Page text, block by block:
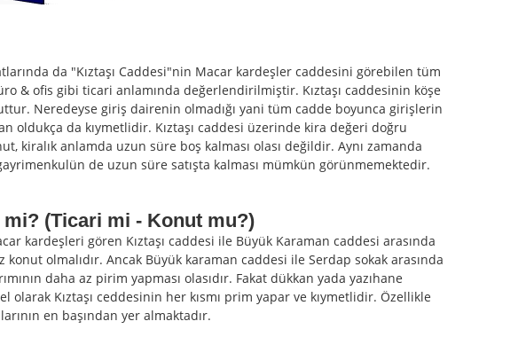
da "Kıztaşı Caddesi"nin Macar kardeşler caddesini görebilen tüm
& ofis gibi ticari anlamında değerlendirilmiştir. Kıztaşı caddesinin köşe
Neredeyse giriş dairenin olmadığı yani tüm cadde boyunca girişlerin
oldukça da kıymetlidir. Kıztaşı caddesi üzerinde kira değeri doğru
anlamda uzun süre boş kalması olası değildir. Aynı zamanda
de uzun süre satışta kalması mümkün görünmemektedir.
mi? (Ticari mi - Konut mu?)
kardeşleri gören Kıztaşı caddesi ile Büyük Karaman caddesi arasında
konut olmalıdır. Ancak Büyük karaman caddesi ile Serdap sokak arasında
daha az pirim yapması olasıdır. Fakat dükkan yada yazıhane
Kıztaşı ceddesinin her kısmı prim yapar ve kıymetlidir. Özellikle
en başından yer almaktadır.